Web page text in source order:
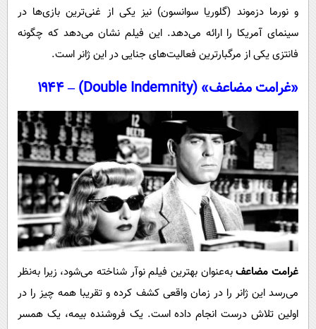
و نورما دزموند (گلوریا سوانسون) نیز یکی از غنی‌ترین بازی‌ها در
سینمای آمریکا را ارائه می‌دهد. این فیلم نشان می‌دهد که چگونه
فانتزی یکی از مرگبارترین فعالیت‌های جنایی در این ژانر است.
«غرامت مضاعف» (Double Indemnity) – ۱۹۴۴
غرامت مضاعفبه‌عنوان بهترین فیلم نوآر شناخته می‌شود، زیرا به‌نظر
می‌رسد این ژانر را در زمان واقعی کشف کرده و تقریبا همه چیز را در
اولین تلاش درست انجام داده است. یک فروشنده بیمه، یک همسر